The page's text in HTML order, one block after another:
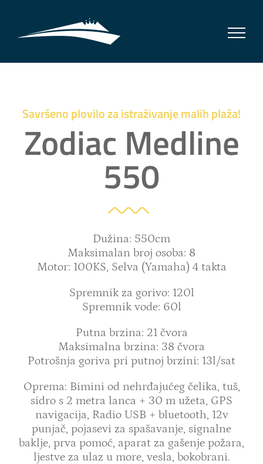
content
Savršeno plovilo za istraživanje malih plaža!
Zodiac Medline
550
Dužina: 550cm
Maksimalan broj osoba: 8
Motor: 100KS, Selva (Yamaha) 4 takta
Spremnik za gorivo: 120l
Spremnik vode: 60l
Putna brzina: 21 čvora
Maksimalna brzina: 38 čvora
Potrošnja goriva pri putnoj brzini: 13l/sat
Oprema: Bimini od nehrđajućeg čelika, tuš,
sidro s 2 metra lanca + 30 m užeta, GPS
navigacija, Radio USB + bluetooth, 12v
punjač, pojasevi za spašavanje, signalne
baklje, prva pomoć, aparat za gašenje požara,
ljestve za ulaz u more, vesla, bokobrani.